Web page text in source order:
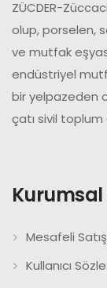
ZÜCDER-
olup, porselen,
ve mutfak
endüstriyel
bir yelpazeden
çatı sivil
Kurumsal
Mesafeli
Kullanıcı